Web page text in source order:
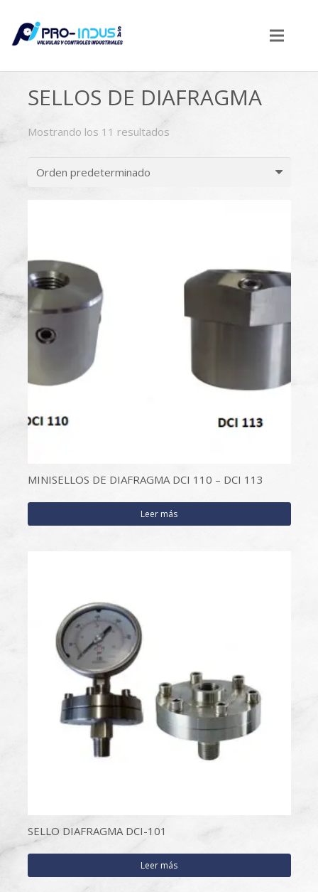
SELLOS DE DIAFRAGMA
Mostrando los 11 resultados
MINISELLOS DE DIAFRAGMA DCI 110 – DCI 113
Leer más
SELLO DIAFRAGMA DCI-101
Leer más